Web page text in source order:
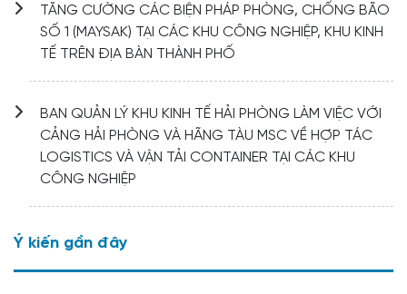
TĂNG CƯỜNG CÁC BIỆN PHÁP PHÒNG, CHỐNG BÃO
SỐ 1 (MAYSAK) TẠI CÁC KHU CÔNG NGHIỆP, KHU KINH
TẾ TRÊN ĐỊA BÀN THÀNH PHỐ
BAN QUẢN LÝ KHU KINH TẾ HẢI PHÒNG LÀM VIỆC VỚI
CẢNG HẢI PHÒNG VÀ HÃNG TÀU MSC VỀ HỢP TÁC
LOGISTICS VÀ VẬN TẢI CONTAINER TẠI CÁC KHU
CÔNG NGHIỆP
Ý kiến ​​gần đây